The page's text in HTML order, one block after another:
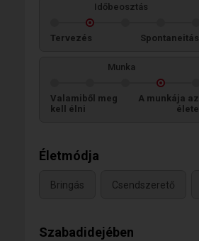
Időbeosztás
Tervezés Spontaneitás
Munka
Valamiből meg
kell élni
A munkája az
élete
Életmódja
Bringás Csendszerető
Szabadidejében